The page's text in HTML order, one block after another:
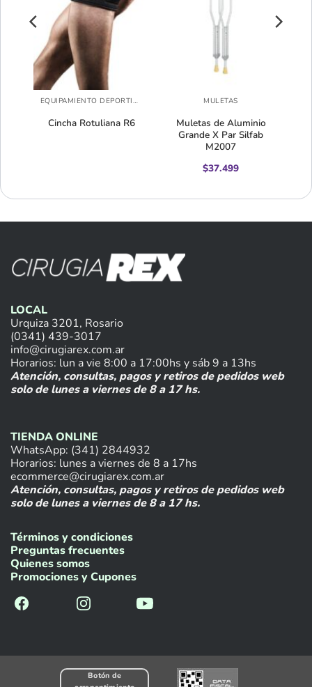
EQUIPAMIENTO DEPORTIVO
Cincha Rotuliana R6
MULETAS
Muletas de Aluminio
Grande X Par Silfab
M2007
$37.499
LOCAL
Urquiza 3201, Rosario
(0341) 439-3017
info@cirugiarex.com.ar
Horarios: lun a vie 8:00 a 17:00hs y sáb 9 a 13hs
Atención, consultas, pagos y retiros de pedidos web
solo de lunes a viernes de 8 a 17 hs.
TIENDA ONLINE
WhatsApp: (341) 2844932
Horarios: lunes a viernes de 8 a 17hs
ecommerce@cirugiarex.com.ar
Atención, consultas, pagos y retiros de pedidos web
solo de lunes a viernes de 8 a 17 hs.
Términos y condiciones
Preguntas frecuentes
Quienes somos
Promociones y Cupones
Botón de